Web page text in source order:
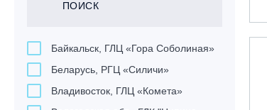
Байкальск, ГЛЦ «Гора Соболиная»
Беларусь, РГЦ «Силичи»
Владивосток, ГЛЦ «Комета»